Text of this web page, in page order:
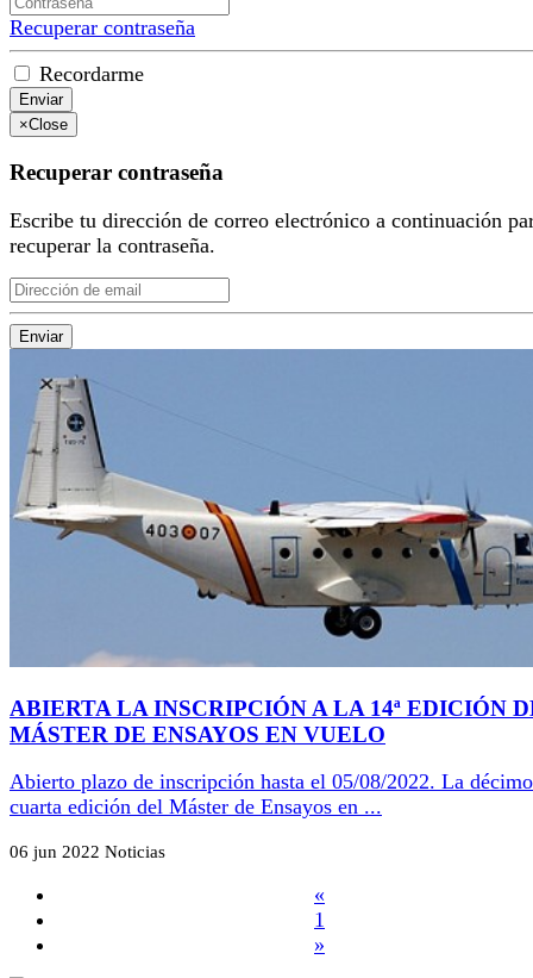
Recuperar contraseña
Recordarme
Enviar
×Close
Recuperar contraseña
Escribe tu dirección de correo electrónico a continuación
recuperar la contraseña.
Enviar
ABIERTA LA INSCRIPCIÓN A LA 14ª EDICIÓN
MÁSTER DE ENSAYOS EN VUELO
Abierto plazo de inscripción hasta el 05/08/2022. La décimo
cuarta edición del Máster de Ensayos en ...
06 jun 2022 Noticias
«
1
»